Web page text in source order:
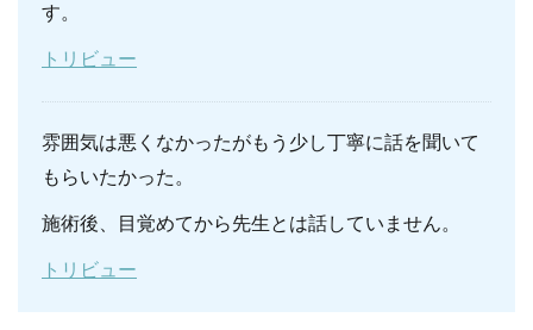
す。
トリビュー
雰囲気は悪くなかったがもう少し丁寧に話を聞いて
もらいたかった。
施術後、目覚めてから先生とは話していません。
トリビュー